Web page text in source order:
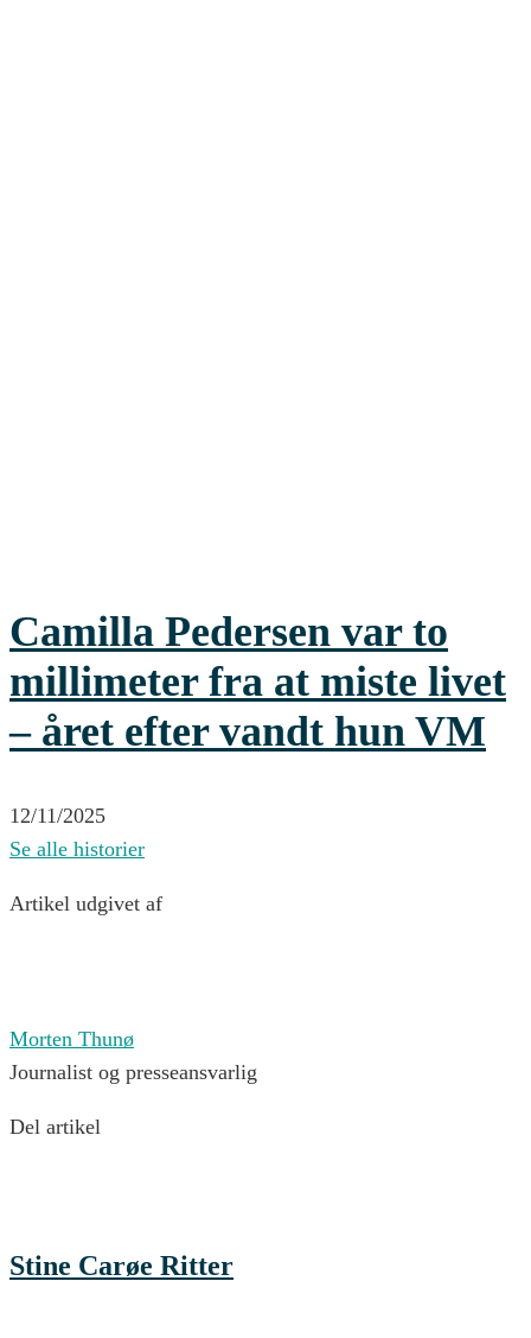
Camilla Pedersen var to
millimeter fra at miste livet
– året efter vandt hun VM
12/11/2025
Se alle historier
Artikel udgivet af
Morten Thunø
Journalist og presseansvarlig
Del artikel
Stine Carøe Ritter